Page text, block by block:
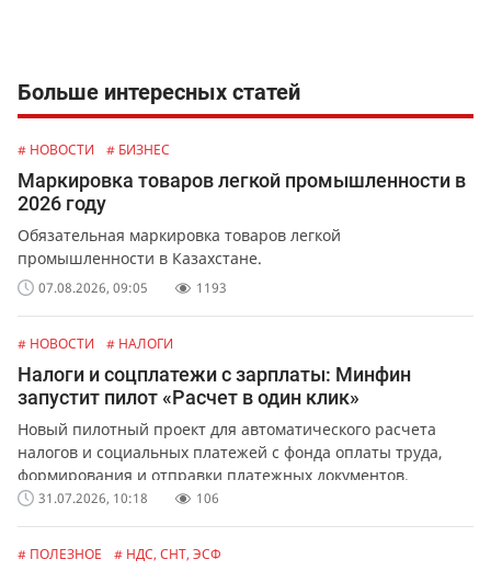
Больше интересных статей
# НОВОСТИ # БИЗНЕС
Маркировка товаров легкой промышленности в
2026 году
Обязательная маркировка товаров легкой
промышленности в Казахстане.
07.08.2026, 09:05 1193
# НОВОСТИ # НАЛОГИ
Налоги и соцплатежи с зарплаты: Минфин
запустит пилот «Расчет в один клик»
Новый пилотный проект для автоматического расчета
налогов и социальных платежей с фонда оплаты труда,
формирования и отправки платежных документов.
31.07.2026, 10:18 106
# ПОЛЕЗНОЕ # НДС, СНТ, ЭСФ